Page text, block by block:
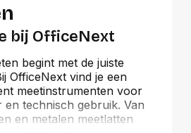
bij OfficeNext
begint met de juiste
OfficeNext vind je een
meetinstrumenten voor
technisch gebruik. Van
en metalen meetlatten